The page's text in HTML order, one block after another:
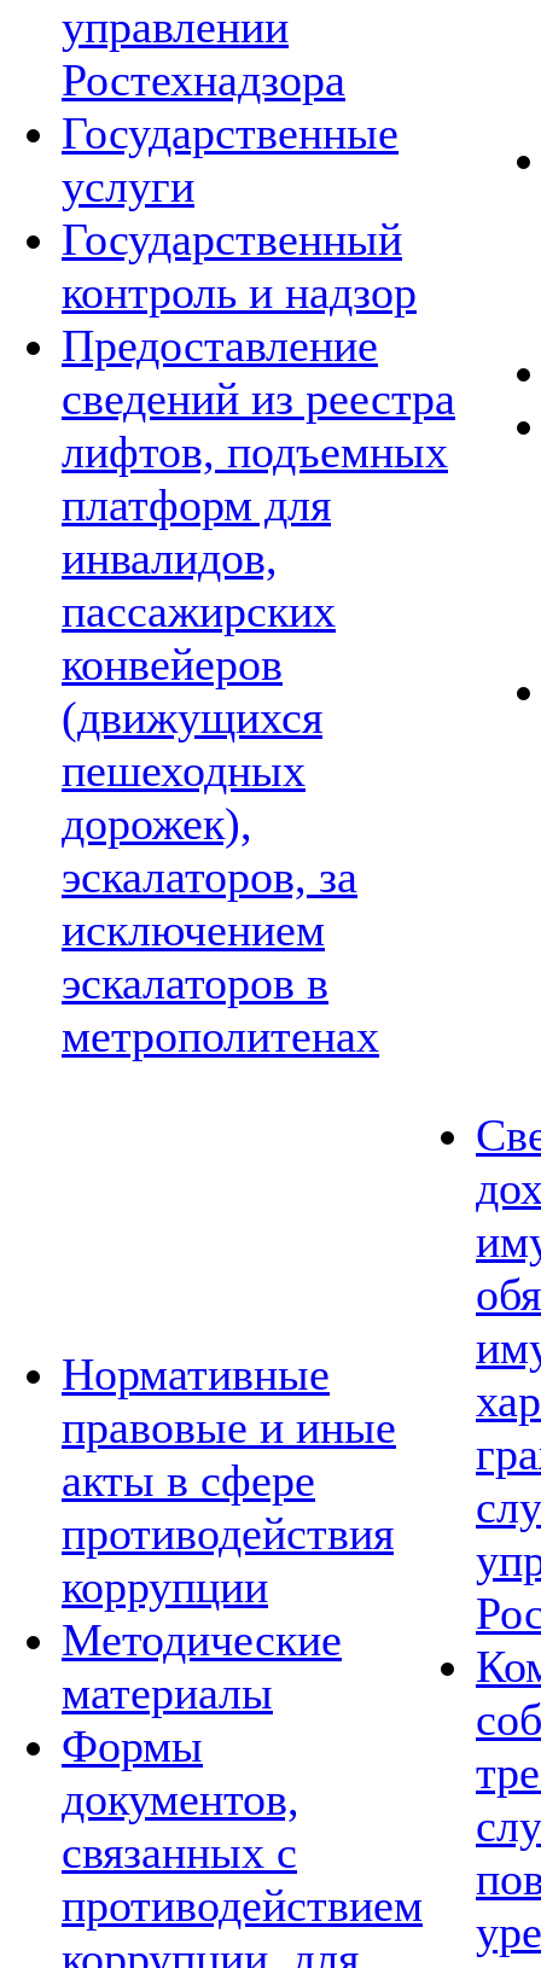
управлении
Ростехнадзора
Государственные
услуги
Государственный
контроль и надзор
Предоставление
сведений из реестра
лифтов, подъемных
платформ для
инвалидов,
пассажирских
конвейеров
(движущихся
пешеходных
дорожек),
эскалаторов, за
исключением
эскалаторов в
метрополитенах
Нормативные
правовые и иные
акты в сфере
противодействия
коррупции
Методические
материалы
Формы
документов,
связанных с
противодействием